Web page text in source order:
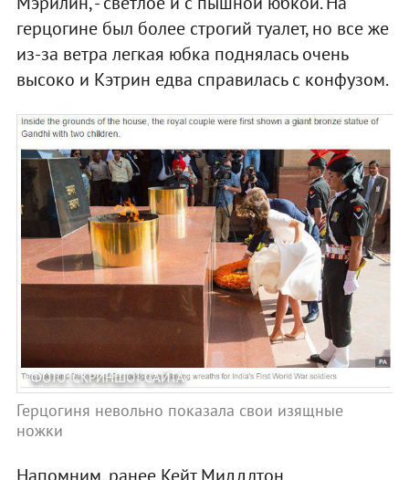
герцогине был более строгий туалет, но все же
из-за ветра легкая юбка поднялась очень
высоко и Кэтрин едва справилась с конфузом.
ФОТО: СКРИНШОТ САЙТА
Герцогиня невольно показала свои изящные
ножки
Напомним, ранее Кейт Миддлтон